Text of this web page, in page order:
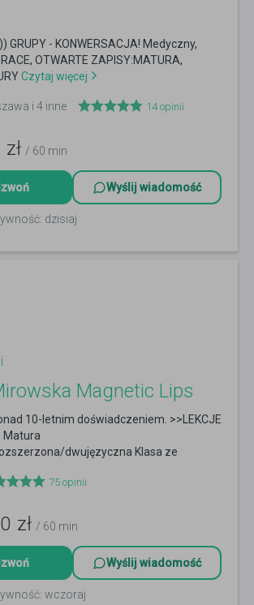
GRUPY - KONWERSACJA! Medyczny,
OTWARTE ZAPISY:MATURA,
Czytaj więcej
i 4 inne 14opinii
zł / 60 min
Wyślij wiadomość
dzisiaj
Magnetic Lips
10-letnim doświadczeniem. >>LEKCJE
Matura
dwujęzyczna Klasa ze
75 opinii
zł / 60 min
Wyślij wiadomość
wczoraj